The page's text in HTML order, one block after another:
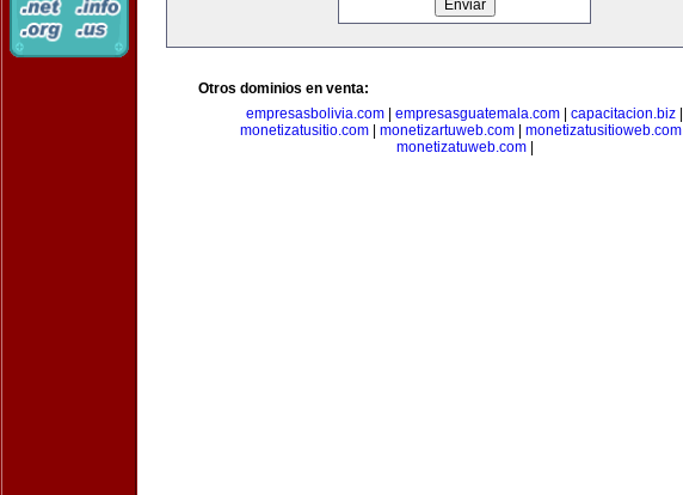
Otros dominios en venta:
empresasbolivia.com
empresasguatemala.com capacitacion.biz
monetizatusitio.com
monetizartuweb.com monetizatusitioweb.com
monetizatuweb.com|